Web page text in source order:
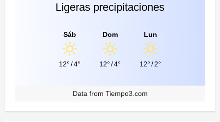
Ligeras precipitaciones
Sáb
12°/4°
Dom
12°/4°
Lun
12°/2°
Data from Tiempo3.com